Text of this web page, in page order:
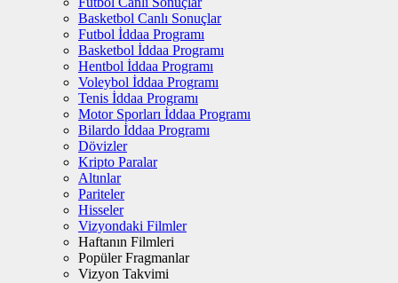
Basketbol Canlı Sonuçlar
Futbol İddaa Programı
Basketbol İddaa Programı
Hentbol İddaa Programı
Voleybol İddaa Programı
Tenis İddaa Programı
Motor Sporları İddaa Programı
Bilardo İddaa Programı
Dövizler
Kripto Paralar
Altınlar
Pariteler
Hisseler
Vizyondaki Filmler
Haftanın Filmleri
Popüler Fragmanlar
Vizyon Takvimi